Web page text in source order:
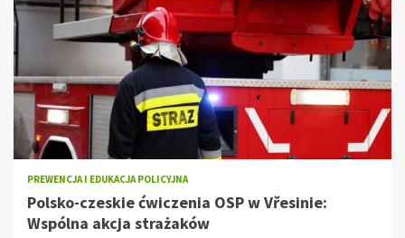
PREWENCJA I EDUKACJA POLICYJNA
Polsko-czeskie ćwiczenia OSP w Vřesinie:
Wspólna akcja strażaków